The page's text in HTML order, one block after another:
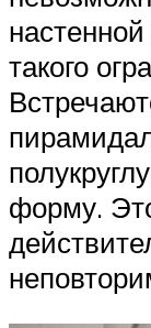
такого
форму.